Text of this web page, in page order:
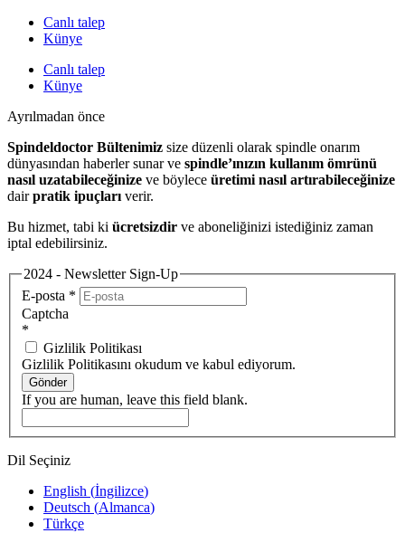
Canlı talep
Künye
Canlı talep
Künye
Ayrılmadan önce
Spindeldoctor Bültenimiz size düzenli olarak spindle onarım
dünyasından haberler sunar ve spindle’ınızın kullanım ömrünü
nasıl uzatabileceğinize ve böylece üretimi nasıl artırabileceğinize
dairpratik ipuçları verir.
Bu hizmet, tabi ki ücretsizdir ve aboneliğinizi istediğiniz zaman
iptal edebilirsiniz.
2024 - Newsletter Sign-Up
E-posta *
Captcha
*
Gizlilik Politikası
Gizlilik Politikasını okudum ve kabul ediyorum.
Gönder
If you are human, leave this field blank.
Dil Seçiniz
English (İngilizce)
Deutsch (Almanca)
Türkçe